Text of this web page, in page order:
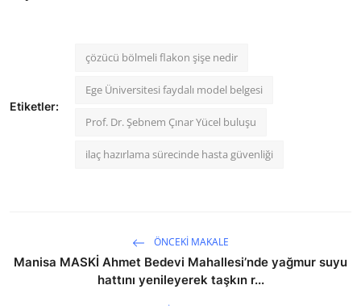
Etiketler:
çözücü bölmeli flakon şişe nedir
Ege Üniversitesi faydalı model belgesi
Prof. Dr. Şebnem Çınar Yücel buluşu
ilaç hazırlama sürecinde hasta güvenliği
ÖNCEKI MAKALE
Manisa MASKİ Ahmet Bedevi Mahallesi’nde yağmur suyu
hattını yenileyerek taşkın r...